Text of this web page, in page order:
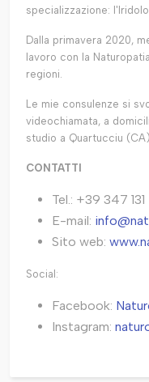
specializzazione:
Dalla primavera 2020,
lavoro con la
regioni.
Le mie consulenze si
videochiamata, a
studio a Quartucciu
CONTATTI
Tel.: +39 347
E-mail:
Sito web:
Social:
Facebook:
Instagram: